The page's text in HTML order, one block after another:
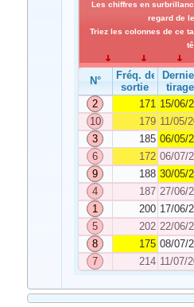
Les chiffres en
regard de
Triez les colonnes de ce
N°
Fréq. de
sortie
tirage
2
171 15/06/
10
179 11/05/
3
185 06/05/
6
172 06/07/
9
188 30/05/
4
187 27/06/
1
200 17/06/
5
202 22/06/
8
175 08/07/
7
214 11/07/